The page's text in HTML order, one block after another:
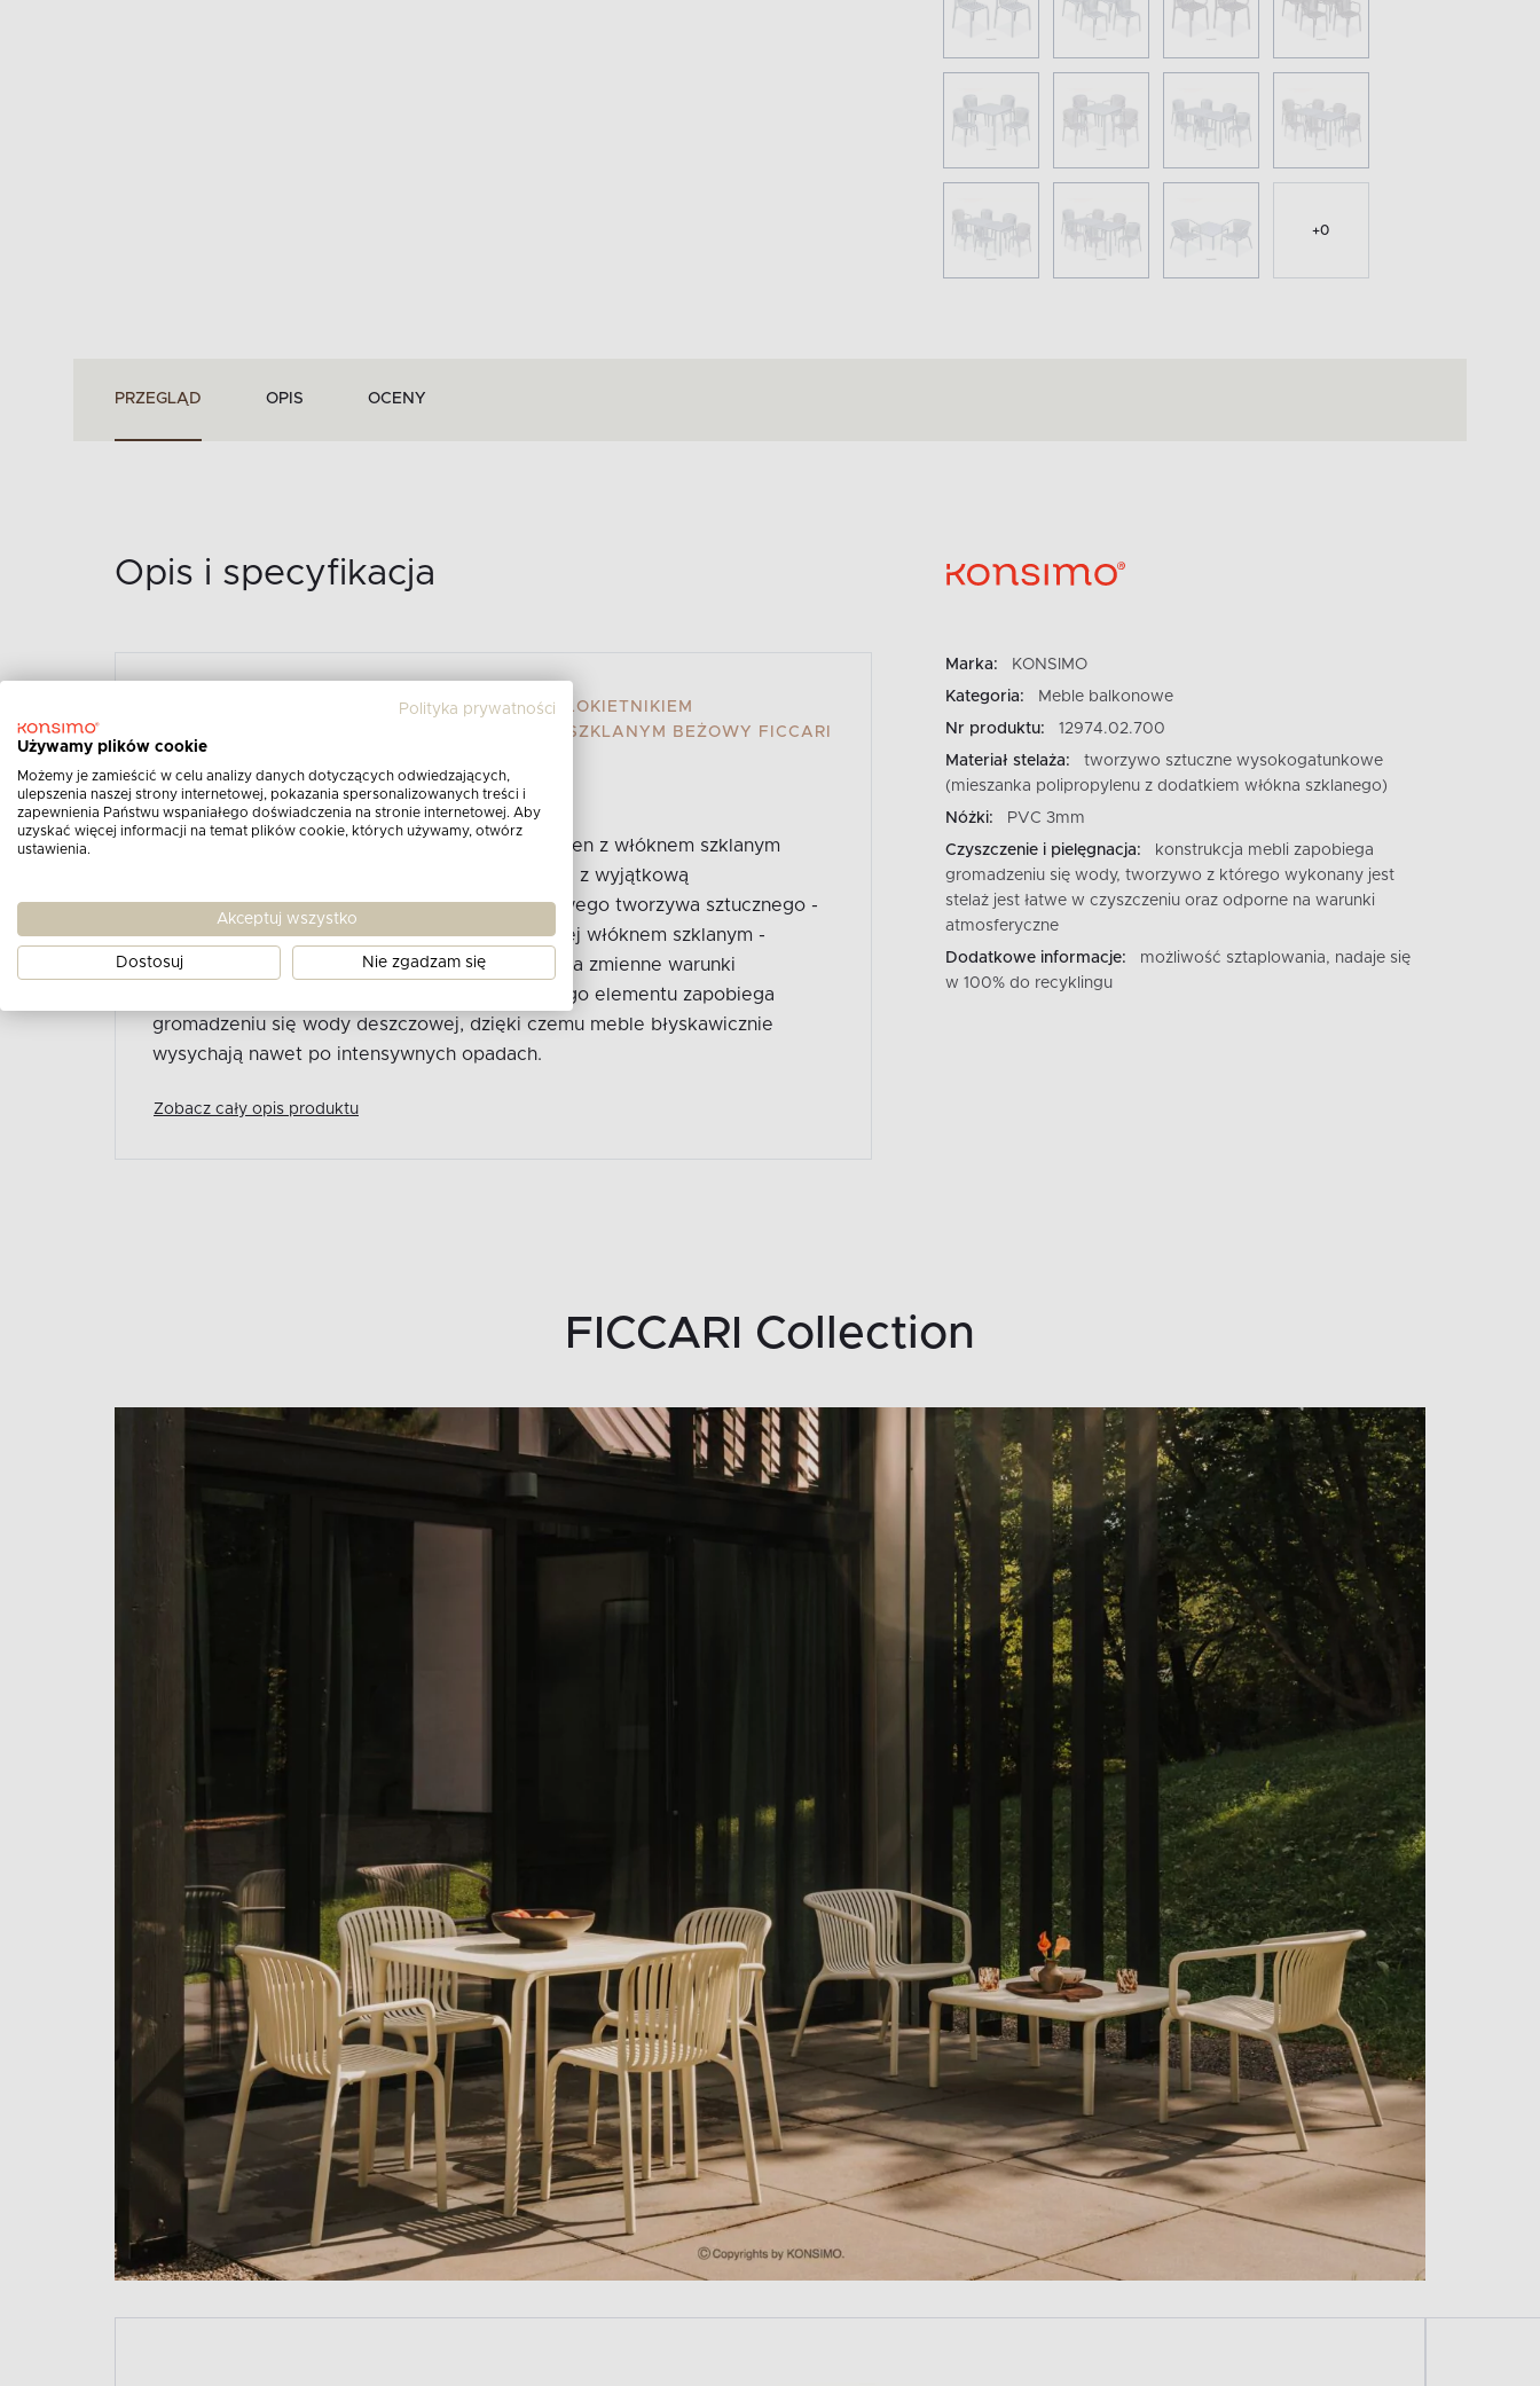
+0
PRZEGLĄD OPIS OCENY
Opis i specyfikacja
KRZESŁO OGRODOWE Z PODŁOKIETNIKIEM
POLIPROPYLEN Z WŁÓKNEM SZKLANYM BEŻOWY FICCARI
Opis produktu:
Krzesło ogrodowe z podłokietnikiem polipropylen z włóknem szklanym
beżowy idealnie łączy minimalistyczną estetykę z wyjątkową
funkcjonalnością. Wykonana z wysokogatunkowego tworzywa sztucznego -
specjalnej mieszanki polipropylenu wzbogaconej włóknem szklanym -
gwarantuje niezrównaną trwałość i odporność na zmienne warunki
atmosferyczne. Innowacyjna konstrukcja każdego elementu zapobiega
gromadzeniu się wody deszczowej, dzięki czemu meble błyskawicznie
wysychają nawet po intensywnych opadach.
Zobacz cały opis produktu
Marka:
KONSIMO
Kategoria:
Meble balkonowe
Nr produktu:
12974.02.700
Materiał stelaża:
tworzywo sztuczne wysokogatunkowe
(mieszanka polipropylenu z dodatkiem włókna szklanego)
Nóżki:
PVC 3mm
Czyszczenie i pielęgnacja:
konstrukcja mebli zapobiega
gromadzeniu się wody, tworzywo z którego wykonany jest
stelaż jest łatwe w czyszczeniu oraz odporne na warunki
atmosferyczne
Dodatkowe informacje:
możliwość sztaplowania, nadaje się
w 100% do recyklingu
FICCARI Collection
Polityka prywatności
Używamy plików cookie
Możemy je zamieścić w celu analizy danych dotyczących odwiedzających,
ulepszenia naszej strony internetowej, pokazania spersonalizowanych treści i
zapewnienia Państwu wspaniałego doświadczenia na stronie internetowej. Aby
uzyskać więcej informacji na temat plików cookie, których używamy, otwórz
ustawienia.
Akceptuj wszystko
Dostosuj Nie zgadzam się